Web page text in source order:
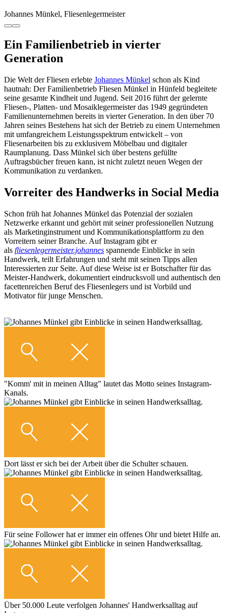
Johannes Münkel, Fliesenlegermeister
Ein Familienbetrieb in vierter
Generation
Die Welt der Fliesen erlebte Johannes Münkel schon als Kind
hautnah: Der Familienbetrieb Fliesen Münkel in Hünfeld begleitete
seine gesamte Kindheit und Jugend. Seit 2016 führt der gelernte
Fliesen-, Platten- und Mosaiklegermeister das 1949 gegründeten
Familienunternehmen bereits in vierter Generation. In den über 70
Jahren seines Bestehens hat sich der Betrieb zu einem Unternehmen
mit umfangreichem Leistungsspektrum entwickelt – von
Fliesenarbeiten bis zu exklusivem Möbelbau und digitaler
Raumplanung. Dass Münkel sich über bestens gefüllte
Auftragsbücher freuen kann, ist nicht zuletzt neuen Wegen der
Kommunikation zu verdanken.
Vorreiter des Handwerks in Social Media
Schon früh hat Johannes Münkel das Potenzial der sozialen
Netzwerke erkannt und gehört mit seiner professionellen Nutzung
als Marketinginstrument und Kommunikationsplattform zu den
Vorreitern seiner Branche. Auf Instagram gibt er
als fliesenlegermeister.johannes spannende Einblicke in sein
Handwerk, teilt Erfahrungen und steht mit seinen Tipps allen
Interessierten zur Seite. Auf diese Weise ist er Botschafter für das
Meister-Handwerk, dokumentiert eindrucksvoll und authentisch den
facettenreichen Beruf des Fliesenlegers und ist Vorbild und
Motivator für junge Menschen.
"Komm' mit in meinen Alltag" lautet das Motto seines Instagram-
Kanals.
Dort lässt er sich bei der Arbeit über die Schulter schauen.
Für seine Follower hat er immer ein offenes Ohr und bietet Hilfe an.
Über 50.000 Leute verfolgen Johannes' Handwerksalltag auf